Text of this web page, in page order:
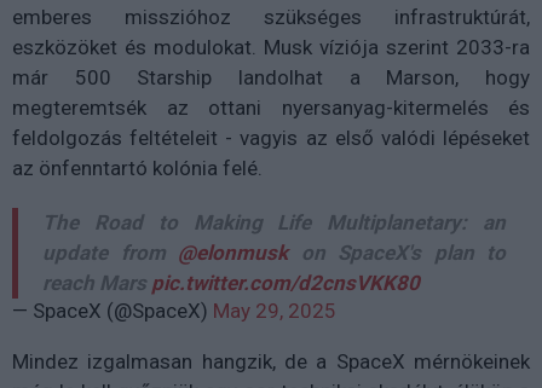
emberes misszióhoz szükséges infrastruktúrát,
eszközöket és modulokat. Musk víziója szerint 2033-ra
már 500 Starship landolhat a Marson, hogy
megteremtsék az ottani nyersanyag-kitermelés és
feldolgozás feltételeit - vagyis az első valódi lépéseket
az önfenntartó kolónia felé.
The Road to Making Life Multiplanetary: an
update from @elonmuskon SpaceX's plan to
reach Mars pic.twitter.com/d2cnsVKK80
— SpaceX (@SpaceX) May 29, 2025
Mindez izgalmasan hangzik, de a SpaceX mérnökeinek